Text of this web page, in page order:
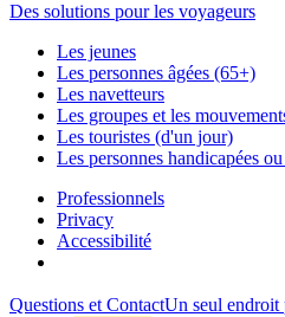
Des solutions pour les voyageurs
Les jeunes
Les personnes âgées (65+)
Les navetteurs
Les groupes et les
Les touristes (d'un jour)
Les personnes handicapées
Professionnels
Privacy
Accessibilité
Questions et ContactUn seul endroit